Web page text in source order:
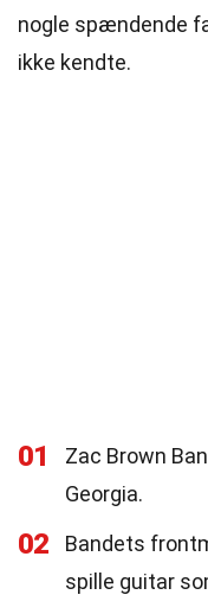
nogle spændende
ikke kendte.
01 Zac Brown
Georgia.
02
Bandets
spille guitar